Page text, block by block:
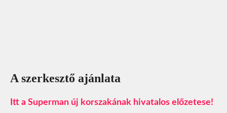
A szerkesztő ajánlata
Itt a Superman új korszakának hivatalos előzetese!